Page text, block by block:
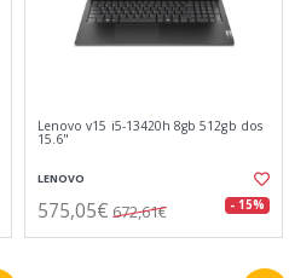
Lenovo v15 i5-13420h 8gb 512gb dos
15.6"
LENOVO
575,05€ 672,61€ - 15%